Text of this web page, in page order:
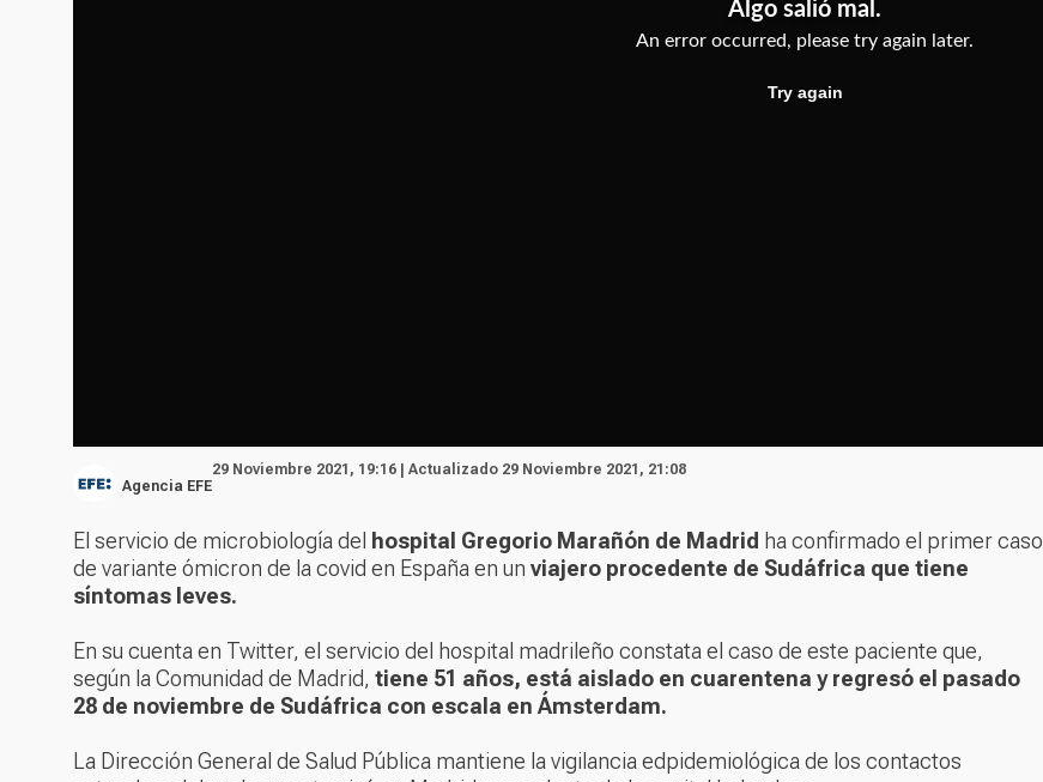
Agencia EFE
29 Noviembre 2021, 19:16 | Actualizado 29 Noviembre 2021, 21:08
El servicio de microbiología del hospital Gregorio Marañón de Madrid ha confirmado el primer caso
de variante ómicron de la covid en España en un viajero procedente de Sudáfrica que tiene
síntomas leves.
En su cuenta en Twitter, el servicio del hospital madrileño constata el caso de este paciente que,
según la Comunidad de Madrid, tiene 51 años, está aislado en cuarentena y regresó el pasado
28 de noviembre de Sudáfrica con escala en Ámsterdam.
La Dirección General de Salud Pública mantiene la vigilancia edpidemiológica de los contactos